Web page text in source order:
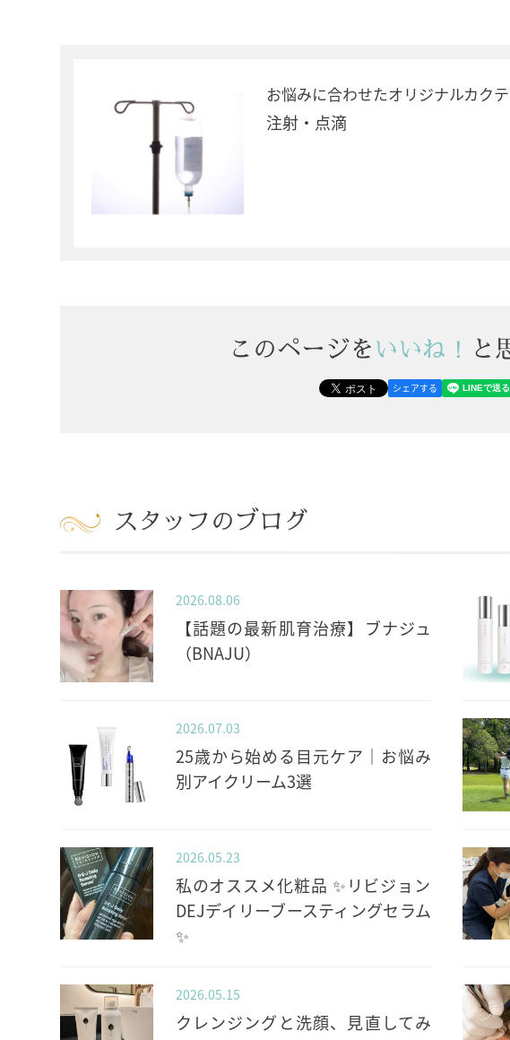
お悩みに合わせたオリジナルカク
注射・点滴
このページをいいね！ と
シェアする
スタッフのブログ
2026.08.06
【話題の最新肌育治療】ブナジュ
（BNAJU）
2026.07.03
25歳から始める目元ケア｜お悩み
別アイクリーム3選
2026.05.23
私のオススメ化粧品 ✨️リビジョン
DEJデイリーブースティングセラム
✨️
2026.05.15
クレンジングと洗顔、見直してみ